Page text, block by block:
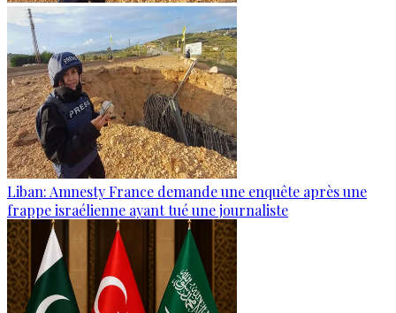
Liban: Amnesty France demande une enquête après une
frappe israélienne ayant tué une journaliste